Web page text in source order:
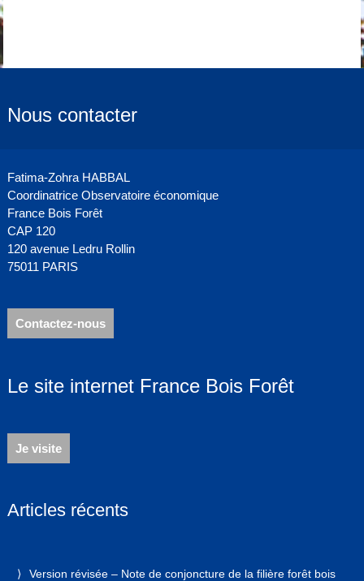
Nous contacter
Fatima-Zohra HABBAL
Coordinatrice Observatoire économique
France Bois Forêt
CAP 120
120 avenue Ledru Rollin
75011 PARIS
Contactez-nous
Le site internet France Bois Forêt
Je visite
Articles récents
Version révisée – Note de conjoncture de la filière forêt bois